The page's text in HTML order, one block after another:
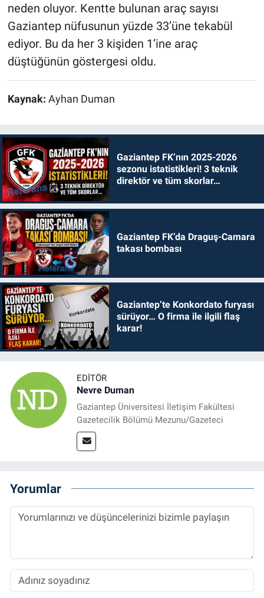
neden oluyor. Kentte bulunan araç sayısı
Gaziantep nüfusunun yüzde 33’üne tekabül
ediyor. Bu da her 3 kişiden 1’ine araç
düştüğünün göstergesi oldu.
Kaynak: Ayhan Duman
Gaziantep FK’nın 2025-2026
sezonu istatistikleri! 3 teknik
direktör ve tüm skorlar…
Gaziantep FK’da Draguş-Camara
takası bombası
Gaziantep’te Konkordato furyası
sürüyor… O firma ile ilgili flaş
karar!
EDITÖR
Nevre Duman
Gaziantep Üniversitesi İletişim Fakültesi
Gazetecilik Bölümü Mezunu/Gazeteci
Yorumlar